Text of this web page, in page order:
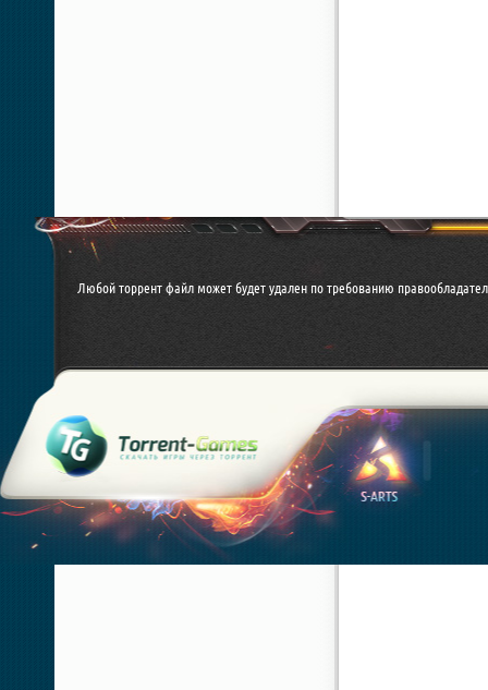
Любой торрент файл может будет удален по требованию